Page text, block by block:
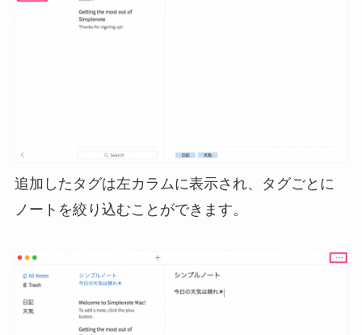
追加したタグは左カラムに表示され、タグごとに
ノートを絞り込むことができます。